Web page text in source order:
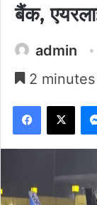
बैंक,
admin
2 minutes
Facebook
X